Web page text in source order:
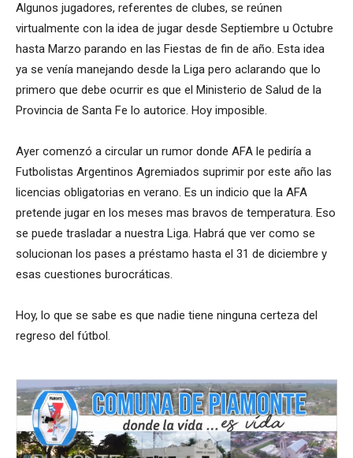
Algunos jugadores, referentes de clubes, se reúnen
virtualmente con la idea de jugar desde Septiembre u Octubre
hasta Marzo parando en las Fiestas de fin de año. Esta idea
ya se venía manejando desde la Liga pero aclarando que lo
primero que debe ocurrir es que el Ministerio de Salud de la
Provincia de Santa Fe lo autorice. Hoy imposible.
Ayer comenzó a circular un rumor donde AFA le pediría a
Futbolistas Argentinos Agremiados suprimir por este año las
licencias obligatorias en verano. Es un indicio que la AFA
pretende jugar en los meses mas bravos de temperatura. Eso
se puede trasladar a nuestra Liga. Habrá que ver como se
solucionan los pases a préstamo hasta el 31 de diciembre y
esas cuestiones burocráticas.
Hoy, lo que se sabe es que nadie tiene ninguna certeza del
regreso del fútbol.